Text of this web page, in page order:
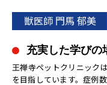
獣医師 門馬 郁美
充実した学びの
王禅寺ペットクリニック
を目指しています。症例